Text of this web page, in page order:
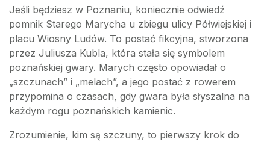
Jeśli będziesz w Poznaniu, koniecznie odwiedź
pomnik Starego Marycha u zbiegu ulicy Półwiejskiej i
placu Wiosny Ludów. To postać fikcyjna, stworzona
przez Juliusza Kubla, która stała się symbolem
poznańskiej gwary. Marych często opowiadał o
„szczunach” i „melach”, a jego postać z rowerem
przypomina o czasach, gdy gwara była słyszalna na
każdym rogu poznańskich kamienic.
Zrozumienie, kim są szczuny, to pierwszy krok do